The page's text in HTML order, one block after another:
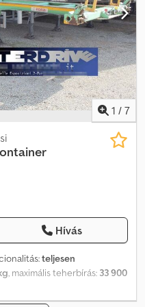
teljesen záródó
beszálló állvánnyal,
márkakereskedés –
1 / 7
Hívás
teljesen
, maximális teherbírás: 33 900
hossza:12 500 mm,